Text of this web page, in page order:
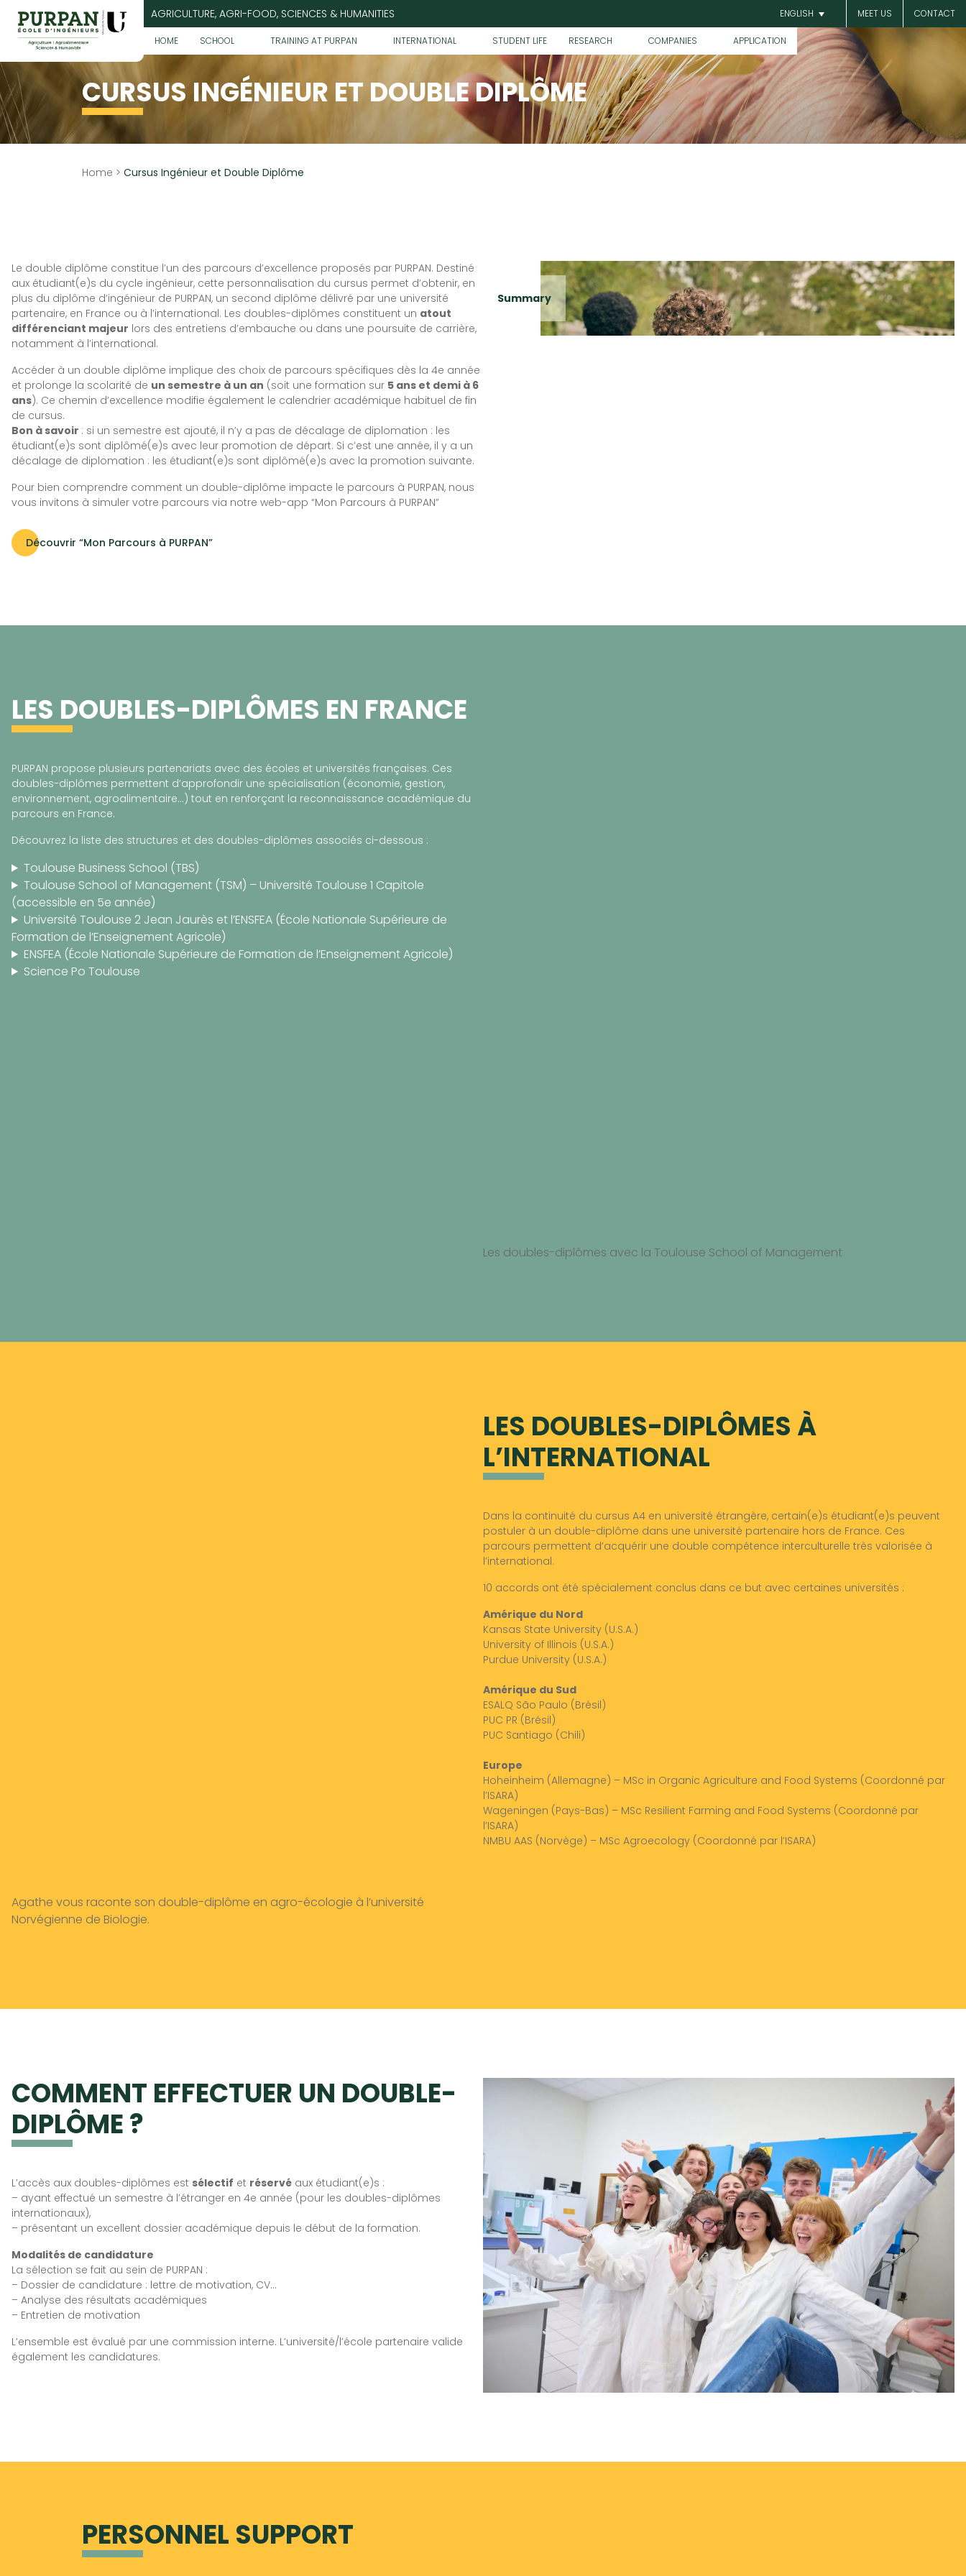
content
AGRICULTURE, AGRI-FOOD, SCIENCES & HUMANITIES ENGLISH MEET US CONTACT
HOME SCHOOL TRAINING AT PURPAN INTERNATIONAL STUDENT LIFE RESEARCH COMPANIES APPLICATION
CURSUS INGÉNIEUR ET DOUBLE DIPLÔME
Home > Cursus Ingénieur et Double Diplôme
Le double diplôme constitue l’un des parcours d’excellence proposés par PURPAN. Destiné
aux étudiant(e)s du cycle ingénieur, cette personnalisation du cursus permet d’obtenir, en
plus du diplôme d’ingénieur de PURPAN, un second diplôme délivré par une université
partenaire, en France ou à l’international. Les doubles-diplômes constituent un atout
différenciant majeur lors des entretiens d’embauche ou dans une poursuite de carrière,
notamment à l’international.
Accéder à un double diplôme implique des choix de parcours spécifiques dès la 4e année
et prolonge la scolarité de un semestre à un an (soit une formation sur 5 ans et demi à 6
ans). Ce chemin d’excellence modifie également le calendrier académique habituel de fin
de cursus.
Bon à savoir : si un semestre est ajouté, il n’y a pas de décalage de diplomation : les
étudiant(e)s sont diplômé(e)s avec leur promotion de départ. Si c’est une année, il y a un
décalage de diplomation : les étudiant(e)s sont diplômé(e)s avec la promotion suivante.
Pour bien comprendre comment un double-diplôme impacte le parcours à PURPAN, nous
vous invitons à simuler votre parcours via notre web-app “Mon Parcours à PURPAN”
Découvrir “Mon Parcours à PURPAN”
Summary
LES DOUBLES-DIPLÔMES EN FRANCE
PURPAN propose plusieurs partenariats avec des écoles et universités françaises. Ces
doubles-diplômes permettent d’approfondir une spécialisation (économie, gestion,
environnement, agroalimentaire…) tout en renforçant la reconnaissance académique du
parcours en France.
Découvrez la liste des structures et des doubles-diplômes associés ci-dessous :
Toulouse Business School (TBS)
Toulouse School of Management (TSM) – Université Toulouse 1 Capitole
(accessible en 5e année)
Université Toulouse 2 Jean Jaurès et l’ENSFEA (École Nationale Supérieure de
Formation de l’Enseignement Agricole)
ENSFEA (École Nationale Supérieure de Formation de l’Enseignement Agricole)
Science Po Toulouse
Les doubles-diplômes avec la Toulouse School of Management
Agathe vous raconte son double-diplôme en agro-écologie à l’université
Norvégienne de Biologie.
LES DOUBLES-DIPLÔMES À
L’INTERNATIONAL
Dans la continuité du cursus A4 en université étrangère, certain(e)s étudiant(e)s peuvent
postuler à un double-diplôme dans une université partenaire hors de France. Ces
parcours permettent d’acquérir une double compétence interculturelle très valorisée à
l’international.
10 accords ont été spécialement conclus dans ce but avec certaines universités :
Amérique du Nord
Kansas State University (U.S.A.)
University of Illinois (U.S.A.)
Purdue University (U.S.A.)
Amérique du Sud
ESALQ São Paulo (Brésil)
PUC PR (Brésil)
PUC Santiago (Chili)
Europe
Hoheinheim (Allemagne) – MSc in Organic Agriculture and Food Systems (Coordonné par
l’ISARA)
Wageningen (Pays-Bas) – MSc Resilient Farming and Food Systems (Coordonné par
l’ISARA)
NMBU AAS (Norvège) – MSc Agroecology (Coordonné par l’ISARA)
COMMENT EFFECTUER UN DOUBLE-
DIPLÔME ?
L’accès aux doubles-diplômes est sélectif et réservé aux étudiant(e)s :
– ayant effectué un semestre à l’étranger en 4e année (pour les doubles-diplômes
internationaux),
– présentant un excellent dossier académique depuis le début de la formation.
Modalités de candidature
La sélection se fait au sein de PURPAN :
– Dossier de candidature : lettre de motivation, CV…
– Analyse des résultats académiques
– Entretien de motivation
L’ensemble est évalué par une commission interne. L’université/l’école partenaire valide
également les candidatures.
PERSONNEL SUPPORT